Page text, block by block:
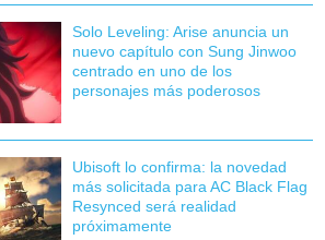
Solo Leveling: Arise anuncia un
nuevo capítulo con Sung Jinwoo
centrado en uno de los
personajes más poderosos
Ubisoft lo confirma: la novedad
más solicitada para AC Black Flag
Resynced será realidad
próximamente